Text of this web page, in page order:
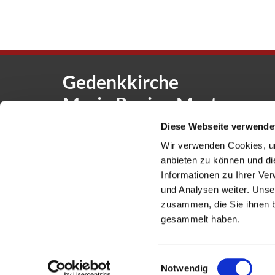
Diese Webseite
Wir verwenden Cookies,
anbieten zu können und
Informationen zu Ihrer
und Analysen weiter.
zusammen, die Sie ihnen
gesammelt haben.
Einwilligungsauswahl
Notwendig
Gedenkkirche
Maria Regina Martyrum
Heckerdamm 230, 13627 Berlin |
Offene Kirche: Täglich 08-18 Uhr